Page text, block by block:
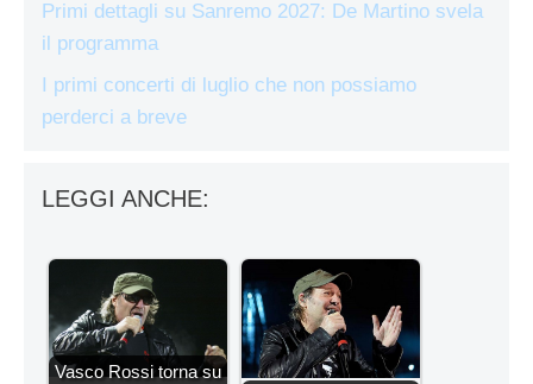
Primi dettagli su Sanremo 2027: De Martino svela
il programma
I primi concerti di luglio che non possiamo
perderci a breve
LEGGI ANCHE:
Vasco Rossi torna su